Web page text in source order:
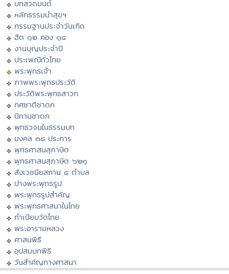
บทสวดมนต์
หลักธรรมนำสุขฯ
กรรมฐานประจำวันเกิด
ฮีต ๑๒ คอง ๑๔
งานบุญประจำปี
ประเพณีทั่วไทย
พระพุทธเจ้า
ภาพพระพุทธประวัติ
ประวัติพระพุทธสาวก
ทศชาติชาดก
นิทานชาดก
พุทธวจนในธรรมบท
มงคล ๓๘ ประการ
พุทธศาสนสุภาษิต
พุทธศาสนสุภาษิต ๖๒๑
สังเวชนียสถาน ๔ ตำบล
ปางพระพุทธรูป
พระพุทธรูปสำคัญ
พระพุทธศาสนาในไทย
ทำเนียบวัดไทย
พระอารามหลวง
ศาสนพิธี
อุปสมบทพิธี
วันสำคัญทางศาสนา